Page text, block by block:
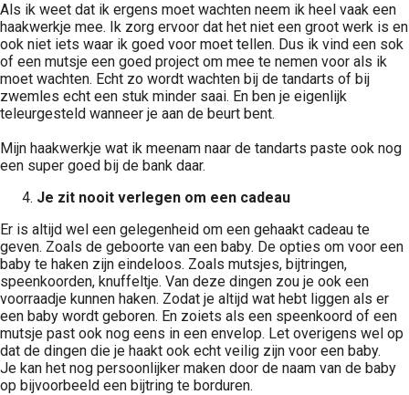
Als ik weet dat ik ergens moet wachten neem ik heel vaak een
haakwerkje mee. Ik zorg ervoor dat het niet een groot werk is en
ook niet iets waar ik goed voor moet tellen. Dus ik vind een sok
of een mutsje een goed project om mee te nemen voor als ik
moet wachten. Echt zo wordt wachten bij de tandarts of bij
zwemles echt een stuk minder saai. En ben je eigenlijk
teleurgesteld wanneer je aan de beurt bent.
Mijn haakwerkje wat ik meenam naar de tandarts paste ook nog
een super goed bij de bank daar.
Je zit nooit verlegen om een cadeau
Er is altijd wel een gelegenheid om een gehaakt cadeau te
geven. Zoals de geboorte van een baby. De opties om voor een
baby te haken zijn eindeloos. Zoals mutsjes, bijtringen,
speenkoorden, knuffeltje. Van deze dingen zou je ook een
voorraadje kunnen haken. Zodat je altijd wat hebt liggen als er
een baby wordt geboren. En zoiets als een speenkoord of een
mutsje past ook nog eens in een envelop. Let overigens wel op
dat de dingen die je haakt ook echt veilig zijn voor een baby.
Je kan het nog persoonlijker maken door de naam van de baby
op bijvoorbeeld een bijtring te borduren.